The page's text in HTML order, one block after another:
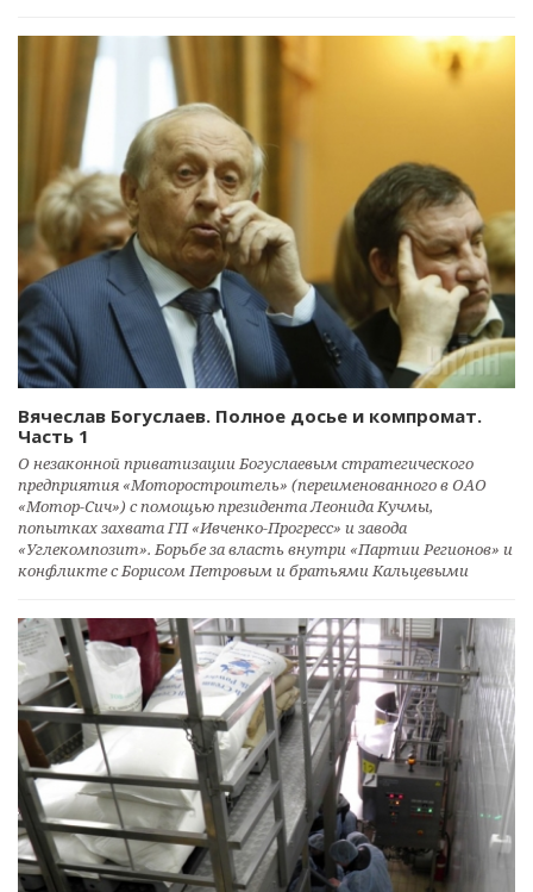
Вячеслав Богуслаев. Полное досье и компромат.
Часть 1
О незаконной приватизации Богуслаевым стратегического
предприятия «Моторостроитель» (переименованного в ОАО
«Мотор-Сич») с помощью президента Леонида Кучмы,
попытках захвата ГП «Ивченко-Прогресс» и завода
«Углекомпозит». Борьбе за власть внутри «Партии Регионов» и
конфликте с Борисом Петровым и братьями Кальцевыми